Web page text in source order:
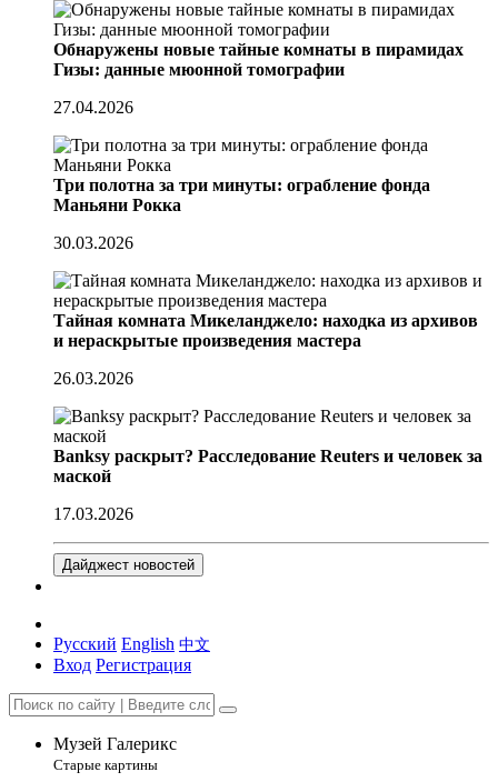
Обнаружены новые тайные комнаты в пирамидах
Гизы: данные мюонной томографии
27.04.2026
Три полотна за три минуты: ограбление фонда
Маньяни Рокка
30.03.2026
Тайная комната Микеланджело: находка из архивов
и нераскрытые произведения мастера
26.03.2026
Banksy раскрыт? Расследование Reuters и человек за
маской
17.03.2026
Дайджест новостей
Русский English 中文
Вход Регистрация
Музей Галерикс
Старые картины